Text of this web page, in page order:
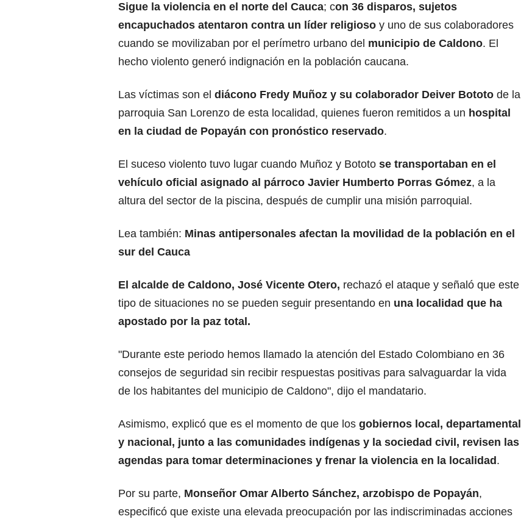
Sigue la violencia en el norte del Cauca; con 36 disparos, sujetos
encapuchados atentaron contra un líder religioso y uno de sus colaboradores
cuando se movilizaban por el perímetro urbano del municipio de Caldono. El
hecho violento generó indignación en la población caucana.
Las víctimas son el diácono Fredy Muñoz y su colaborador Deiver Bototo de la
parroquia San Lorenzo de esta localidad, quienes fueron remitidos a un hospital
en la ciudad de Popayán con pronóstico reservado.
El suceso violento tuvo lugar cuando Muñoz y Bototo se transportaban en el
vehículo oficial asignado al párroco Javier Humberto Porras Gómez, a la
altura del sector de la piscina, después de cumplir una misión parroquial.
Lea también: Minas antipersonales afectan la movilidad de la población en el
sur del Cauca
El alcalde de Caldono, José Vicente Otero, rechazó el ataque y señaló que este
tipo de situaciones no se pueden seguir presentando en una localidad que ha
apostado por la paz total.
"Durante este periodo hemos llamado la atención del Estado Colombiano en 36
consejos de seguridad sin recibir respuestas positivas para salvaguardar la vida
de los habitantes del municipio de Caldono", dijo el mandatario.
Asimismo, explicó que es el momento de que los gobiernos local, departamental
y nacional, junto a las comunidades indígenas y la sociedad civil, revisen las
agendas para tomar determinaciones y frenar la violencia en la localidad .
Por su parte, Monseñor Omar Alberto Sánchez, arzobispo de Popayán,
especificó que existe una elevada preocupación por las indiscriminadas acciones